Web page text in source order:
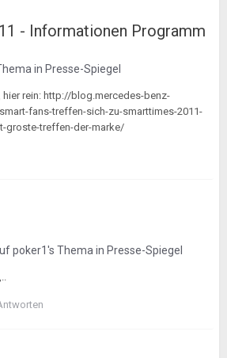
- Informationen Programm
in Presse-Spiegel
hier rein: http://blog.mercedes-benz-
fans-treffen-sich-zu-smarttimes-2011-
groste-treffen-der-marke/
poker1's Thema in Presse-Spiegel